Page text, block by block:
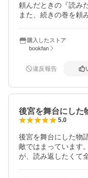
頼んだときの『読み
また、続きの巻を頼
購入したストア
bookfan
違反報告
後宮を舞台にし
5.0
後宮を舞台にした物
敵ではまっています
が、読み返したくて